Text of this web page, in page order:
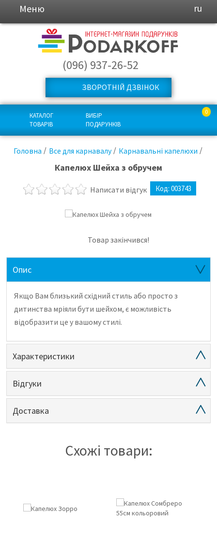
Меню ru
(096) 937-26-52
ЗВОРОТНІЙ ДЗВІНОК
КАТАЛОГ
ТОВАРІВ
ВИБІР
ПОДАРУНКІВ
0
Головна Все для карнавалу Карнавальні капелюхи
Капелюх Шейха з обручем
Написати відгук Код: 003743
Товар закінчився!
Опис
Якщо Вам близький східний стиль або просто з
дитинства мріяли бути шейхом, є можливість
відобразити це у вашому стилі.
Характеристики
Відгуки
Доставка
Схожі товари: